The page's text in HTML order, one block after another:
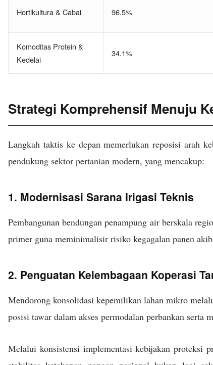
Hortikultura & Cabai 96.5%
Komoditas Protein &
Kedelai
34.1%
Strategi Komprehensif Menuju
Langkah taktis ke depan memerlukan reposisi arah
pendukung sektor pertanian modern, yang mencakup:
1. Modernisasi Sarana Irigasi Teknis
Pembangunan bendungan penampung air berskala
primer guna meminimalisir risiko kegagalan panen
2. Penguatan Kelembagaan Koperasi
Mendorong konsolidasi kepemilikan lahan mikro
posisi tawar dalam akses permodalan perbankan serta
Melalui konsistensi implementasi kebijakan proteksi